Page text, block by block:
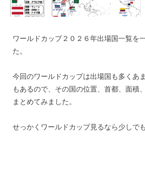
ワールドカップ２０２６年出場国一覧を
た。
今回のワールドカップは出場国も多くあ
もあるので、その国の位置、首都、面積
まとめてみました。
せっかくワールドカップ見るなら少しで